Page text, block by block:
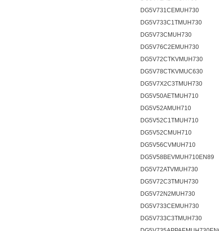
DG5V731CEMUH730
DG5V733C1TMUH730
DG5V73CMUH730
DG5V76C2EMUH730
DG5V72CTKVMUH730
DG5V78CTKVMUC630
DG5V7X2C3TMUH730
DG5V50AETMUH710
DG5V52AMUH710
DG5V52C1TMUH710
DG5V52CMUH710
DG5V56CVMUH710
DG5V58BEVMUH710EN89
DG5V72ATVMUH730
DG5V72C3TMUH730
DG5V72N2MUH730
DG5V733CEMUH730
DG5V733C3TMUH730